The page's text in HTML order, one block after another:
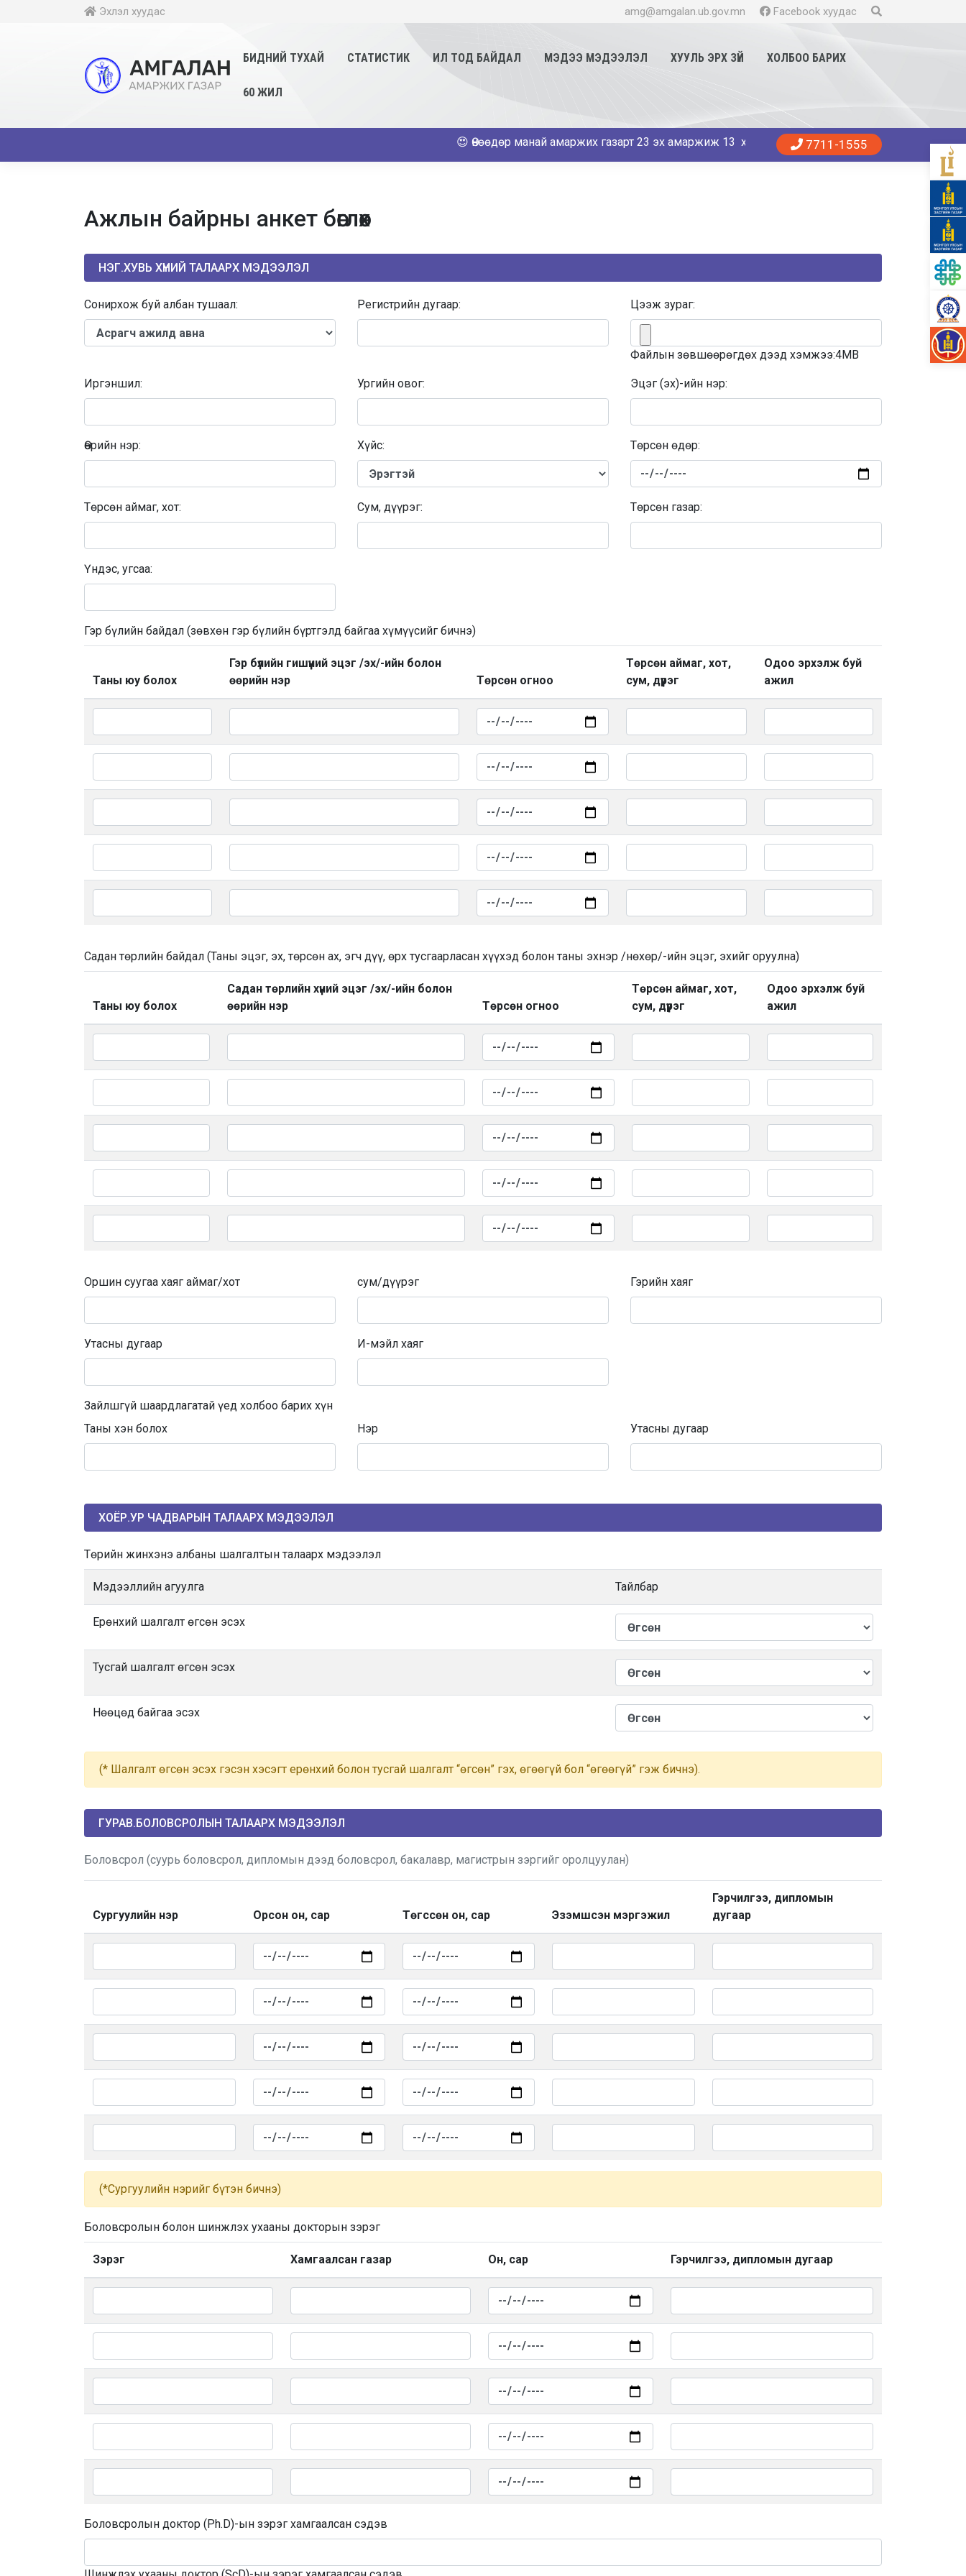
Эхлэл хуудас amg@amgalan.ub.gov.mn Facebook хуудас
БИДНИЙ ТУХАЙ СТАТИСТИК ИЛ ТОД БАЙДАЛ МЭДЭЭ МЭДЭЭЛЭЛ ХУУЛЬ ЭРХ ЗҮЙ ХОЛБОО БАРИХ
60 ЖИЛ
😍 Өнөөдөр манай амаржих газарт 23 эх амаржиж 13 хүү, 11 охин мэндэллээ. Танд эрүүл энхийг хүсье.
7711-1555
Ажлын байрны анкет бөглөх
НЭГ.ХУВЬ ХҮНИЙ ТАЛААРХ МЭДЭЭЛЭЛ
Сонирхож буй албан тушаал: Регистрийн дугаар: Цээж зураг:
Файлын зөвшөөрөгдөх дээд хэмжээ:4MB
Иргэншил: Ургийн овог: Эцэг (эх)-ийн нэр:
Өөрийн нэр: Хүйс: Төрсөн өдөр:
Төрсөн аймаг, хот: Сум, дүүрэг: Төрсөн газар:
Үндэс, угсаа:
Гэр бүлийн байдал (зөвхөн гэр бүлийн бүртгэлд байгаа хүмүүсийг бичнэ)
Таны юу болох
Гэр бүлийн гишүүний эцэг /эх/-ийн болон
өөрийн нэр
Төрсөн огноо
Төрсөн аймаг, хот,
сум, дүүрэг
Одоо эрхэлж буй
ажил
Садан төрлийн байдал (Таны эцэг, эх, төрсөн ах, эгч дүү, өрх тусгаарласан хүүхэд болон таны эхнэр /нөхөр/-ийн эцэг, эхийг оруулна)
Таны юу болох
Садан төрлийн хүний эцэг /эх/-ийн болон
өөрийн нэр
Төрсөн огноо
Төрсөн аймаг, хот,
сум, дүүрэг
Одоо эрхэлж буй
ажил
Оршин суугаа хаяг аймаг/хот сум/дүүрэг Гэрийн хаяг
Утасны дугаар И-мэйл хаяг
Зайлшгүй шаардлагатай үед холбоо барих хүн
Таны хэн болох
Нэр Утасны дугаар
ХОЁР.УР ЧАДВАРЫН ТАЛААРХ МЭДЭЭЛЭЛ
Төрийн жинхэнэ албаны шалгалтын талаарх мэдээлэл
Мэдээллийн агуулга Тайлбар
Ерөнхий шалгалт өгсөн эсэх
Тусгай шалгалт өгсөн эсэх
Нөөцөд байгаа эсэх
(* Шалгалт өгсөн эсэх гэсэн хэсэгт ерөнхий болон тусгай шалгалт “өгсөн” гэх, өгөөгүй бол “өгөөгүй” гэж бичнэ).
ГУРАВ.БОЛОВСРОЛЫН ТАЛААРХ МЭДЭЭЛЭЛ
Боловсрол (суурь боловсрол, дипломын дээд боловсрол, бакалавр, магистрын зэргийг оролцуулан)
Сургуулийн нэр Орсон он, сар Төгссөн он, сар Эзэмшсэн мэргэжил
Гэрчилгээ, дипломын
дугаар
(*Сургуулийн нэрийг бүтэн бичнэ)
Боловсролын болон шинжлэх ухааны докторын зэрэг
Зэрэг Хамгаалсан газар Он, сар Гэрчилгээ, дипломын дугаар
Боловсролын доктор (Ph.D)-ын зэрэг хамгаалсан сэдэв